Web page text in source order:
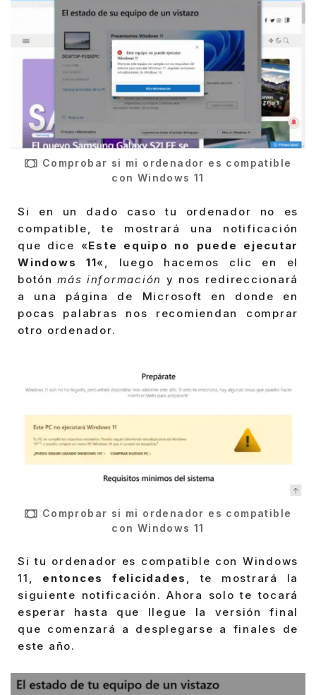
Comprobar si mi ordenador es compatible
con Windows 11
Si en un dado caso tu ordenador no es
compatible, te mostrará una notificación
que dice «Este equipo no puede ejecutar
Windows 11«, luego hacemos clic en el
botónmás información y nos redireccionará
a una página de Microsoft en donde en
pocas palabras nos recomiendan comprar
otro ordenador.
Comprobar si mi ordenador es compatible
con Windows 11
Si tu ordenador es compatible con Windows
11, entonces felicidades , te mostrará la
siguiente notificación. Ahora solo te tocará
esperar hasta que llegue la versión final
que comenzará a desplegarse a finales de
este año.